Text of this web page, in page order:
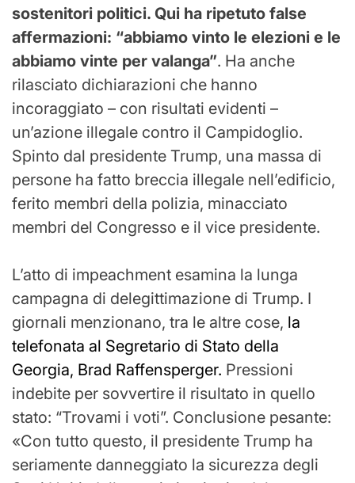
sostenitori politici. Qui ha ripetuto false
affermazioni: “abbiamo vinto le elezioni e le
abbiamo vinte per valanga”. Ha anche
rilasciato dichiarazioni che hanno
incoraggiato – con risultati evidenti –
un’azione illegale contro il Campidoglio.
Spinto dal presidente Trump, una massa di
persone ha fatto breccia illegale nell’edificio,
ferito membri della polizia, minacciato
membri del Congresso e il vice presidente.
L’atto di impeachment esamina la lunga
campagna di delegittimazione di Trump. I
giornali menzionano, tra le altre cose, la
telefonata al Segretario di Stato della
Georgia, Brad Raffensperger. Pressioni
indebite per sovvertire il risultato in quello
stato: “Trovami i voti”. Conclusione pesante:
«Con tutto questo, il presidente Trump ha
seriamente danneggiato la sicurezza degli